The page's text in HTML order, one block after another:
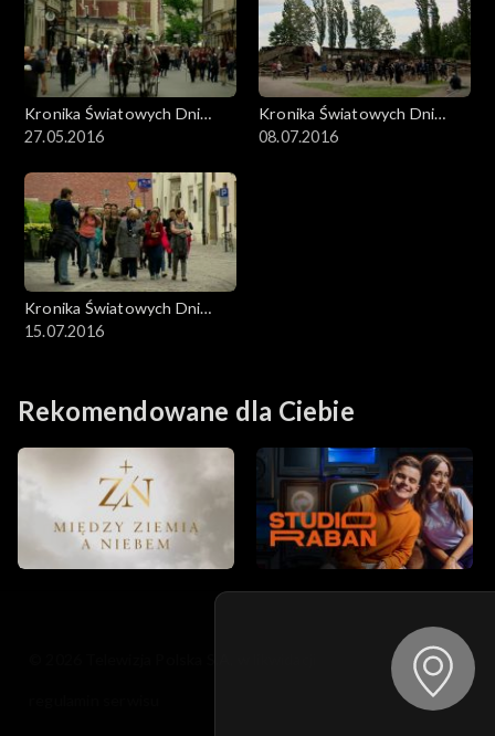
Kronika Światowych Dni
Młodzieży
27.05.2016
Kronika Światowych Dni
Młodzieży
08.07.2016
Kronika Światowych Dni
Młodzieży
15.07.2016
Rekomendowane dla Ciebie